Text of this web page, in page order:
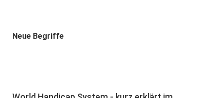
Neue Begriffe